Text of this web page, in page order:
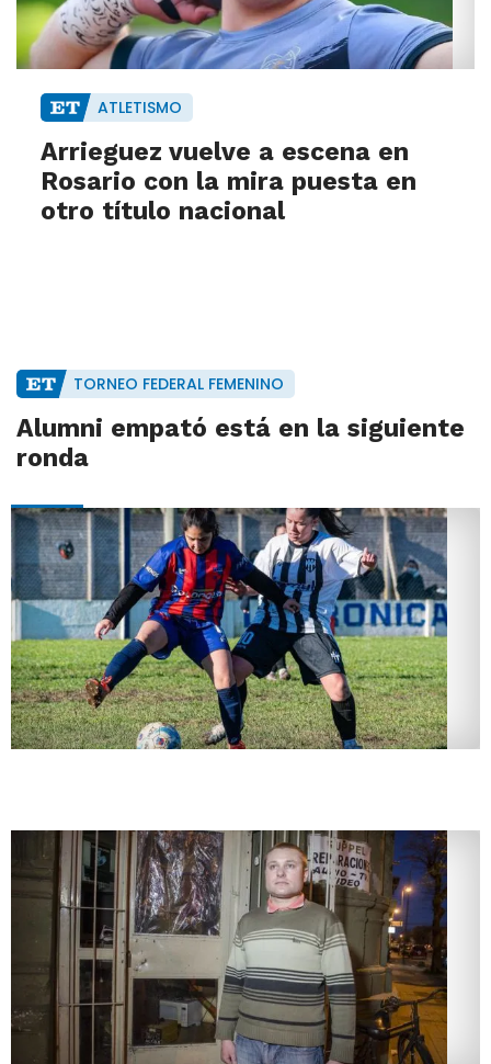
ATLETISMO
Arrieguez vuelve a escena en
Rosario con la mira puesta en
otro título nacional
TORNEO FEDERAL FEMENINO
Alumni empató está en la siguiente
ronda